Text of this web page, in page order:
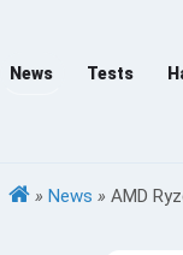
News Tests
» News » AMD